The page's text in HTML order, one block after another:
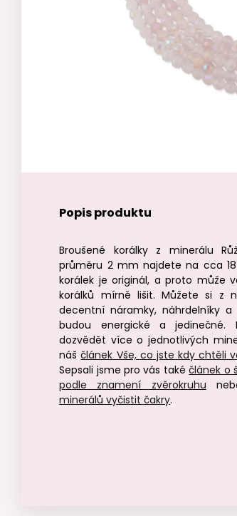
Popis produktu
Broušené korálky z minerálu
průměru 2 mm najdete na cca
korálek je originál, a proto může
korálků mírně lišit. Můžete si z
decentní náramky, náhrdelníky a
budou energické a jedinečné.
dozvědět více o jednotlivých
náščlánek Vše, co jste kdy chtěli
Sepsali jsme pro vás takéčlánek o
podle znamení zvěrokruhu
minerálů vyčistit čakry.